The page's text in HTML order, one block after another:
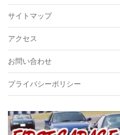
サイトマップ
アクセス
お問い合わせ
プライバシーポリシー